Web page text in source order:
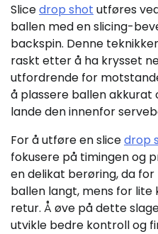
Slicedrop shot utføres
ballen med en slicing-
backspin. Denne
raskt etter å ha krysset
utfordrende for
å plassere ballen
lande den innenfor
For å utføre en slicedrop
fokusere på timingen og
en delikat berøring, da
ballen langt, mens for lite
retur. Å øve på dette
utvikle bedre kontroll og